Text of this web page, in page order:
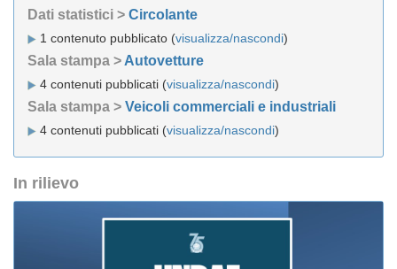
Dati statistici > Circolante
1 contenuto pubblicato (visualizza/nascondi)
Sala stampa > Autovetture
4 contenuti pubblicati (visualizza/nascondi)
Sala stampa > Veicoli commerciali e industriali
4 contenuti pubblicati (visualizza/nascondi)
In rilievo